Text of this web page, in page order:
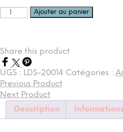
quantité
de
l'Nduja
Ajouter au panier
Share this product
UGS : LDS-20014 Catégories :
Previous Product
Next Product
Description